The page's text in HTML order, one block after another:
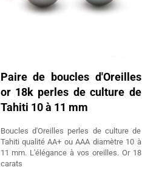
Paire de boucles d'Oreilles
or 18k perles de culture de
Tahiti 10 à 11 mm
Boucles d'Oreilles perles de culture de
Tahiti qualité AA+ ou AAA diamètre 10 à
11 mm. L'élégance à vos oreilles. Or 18
carats